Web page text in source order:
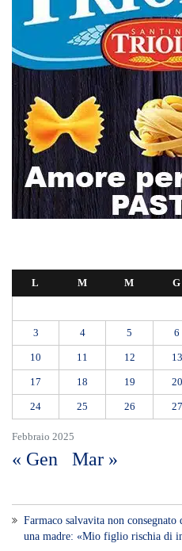
Febbraio 2025
L M M G
3 4 5 6
10 11 12 13
17 18 19 20
24 25 26 27
« Gen Mar »
Farmaco salvavita non
una madre: «Mio figlio rischia di